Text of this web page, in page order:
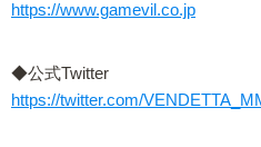
https://www.gamevil.co.jp
◆公式Twitter
https://twitter.com/